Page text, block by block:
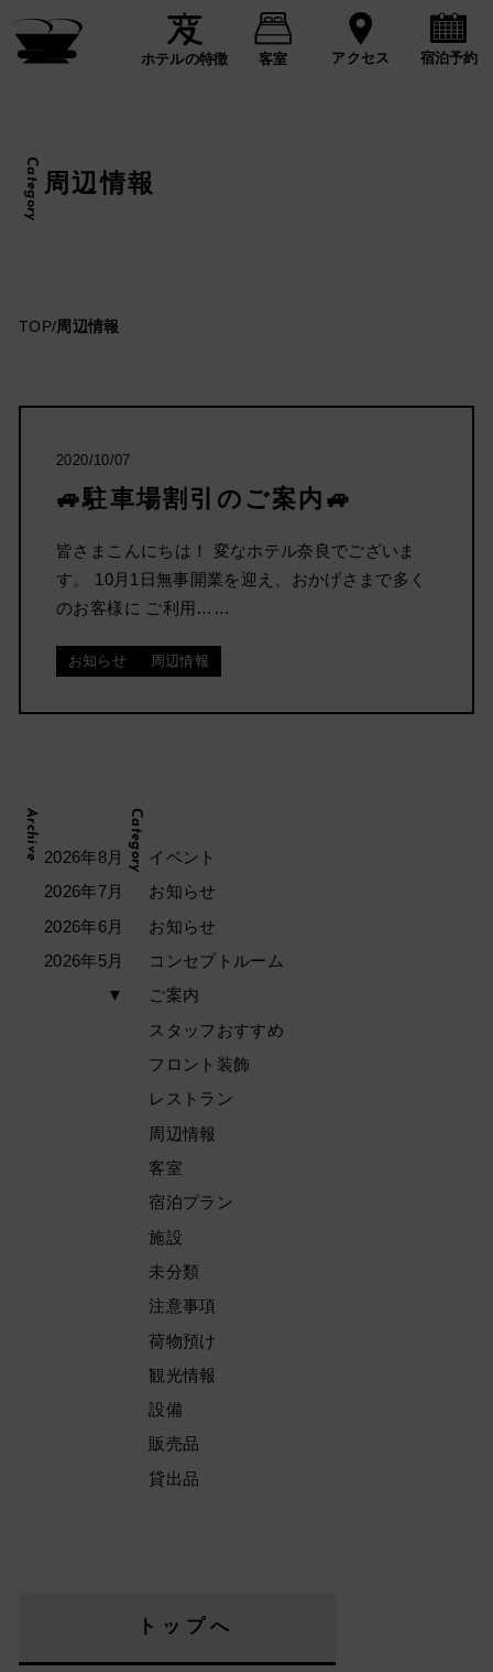
ホテルの特徴 客室 アクセス 宿泊予約
Category 周辺情報
TOP/周辺情報
2020/10/07
🚙駐車場割引のご案内🚙
皆さまこんにちは！ 変なホテル奈良でございま
す。 10月1日無事開業を迎え、おかげさまで多く
のお客様に ご利用……
お知らせ 周辺情報
Archive 2026年8月
2026年7月
2026年6月
2026年5月
▼
Category イベント
お知らせ
お知らせ
コンセプトルーム
ご案内
スタッフおすすめ
フロント装飾
レストラン
周辺情報
客室
宿泊プラン
施設
未分類
注意事項
荷物預け
観光情報
設備
販売品
貸出品
トップへ